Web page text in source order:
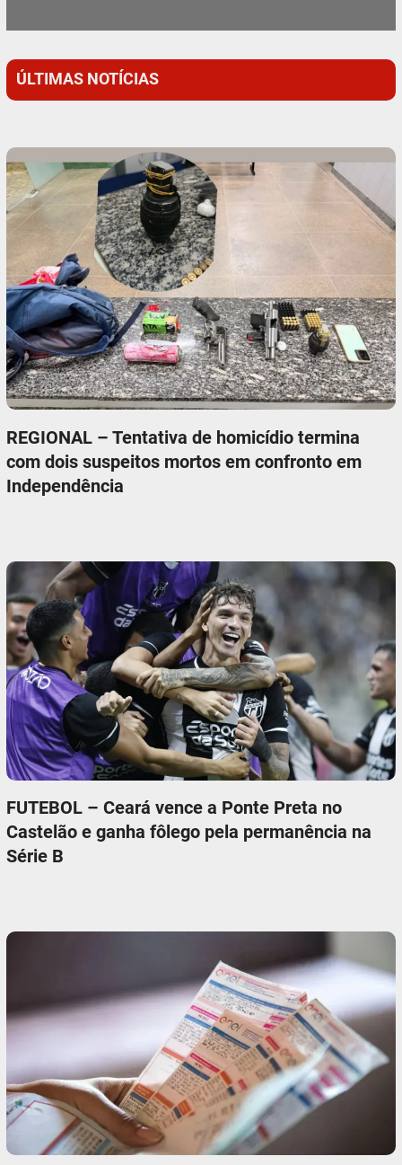
ÚLTIMAS NOTÍCIAS
REGIONAL – Tentativa de homicídio termina
com dois suspeitos mortos em confronto em
Independência
FUTEBOL – Ceará vence a Ponte Preta no
Castelão e ganha fôlego pela permanência na
Série B